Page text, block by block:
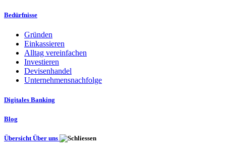
Bedürfnisse
Gründen
Einkassieren
Alltag vereinfachen
Investieren
Devisenhandel
Unternehmensnachfolge
Digitales Banking
Blog
Übersicht Über uns